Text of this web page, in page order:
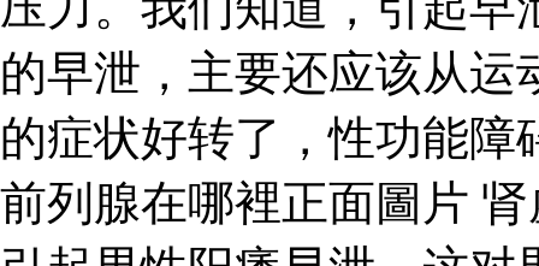
的早泄，主要还应该从
的症状好转了，性功能
前列腺在哪裡正面圖片